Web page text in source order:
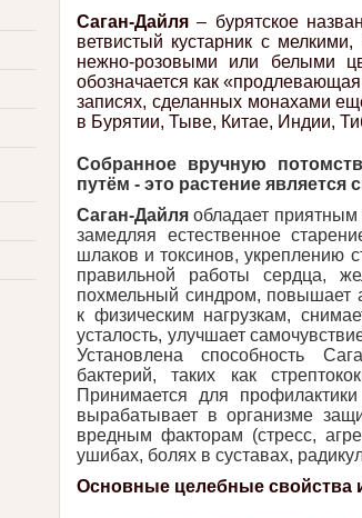
Саган-Дайля – бурятское
ветвистый кустарник с
нежно-розовыми или белыми
обозначается как
записях, сделанных монахами
в Бурятии, Тыве, Китае, Индии,
Собранное вручную
путём - это растение
Саган-Дайля обладает приятным
замедляя естественное
шлаков и токсинов, укреплению
правильной работы сердца,
похмельный синдром, повышает
к физическим нагрузкам,
усталость, улучшает
Установлена способность
бактерий, таких как
Принимается для
вырабатывает в организме
вредным факторам (стресс,
ушибах, болях в суставах,
Основные целебные свойства